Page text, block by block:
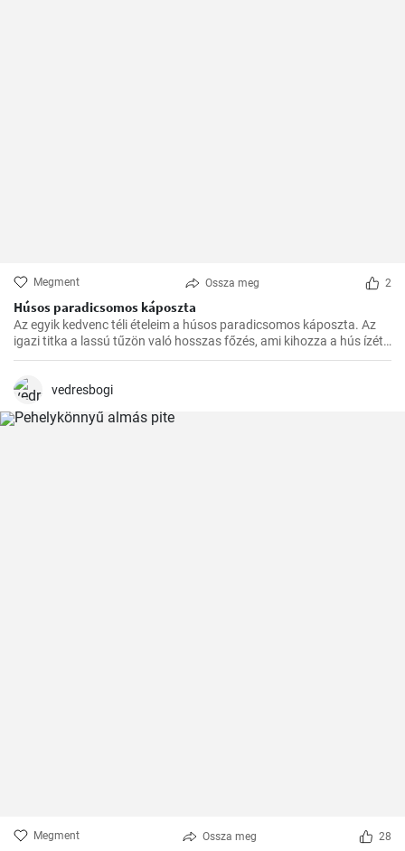
Megment Ossza meg 2
Húsos paradicsomos káposzta
Az egyik kedvenc téli ételeim a húsos paradicsomos káposzta. Az
igazi titka a lassú tűzön való hosszas főzés, ami kihozza a hús ízét,
és egységgé kovácsolja a zöldségek és a paradicsom ízét.
finomabb lesz, ezért a hétvégi ebédekre szoktam időzíteni.
vedresbogi
Megment Ossza meg 28